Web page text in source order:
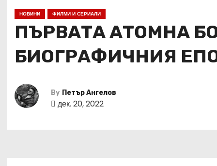
НОВИНИ ФИЛМИ И СЕРИАЛИ
ПЪРВАТА АТОМНА
БИОГРАФИЧНИЯ
By Петър Ангелов
дек. 20, 2022